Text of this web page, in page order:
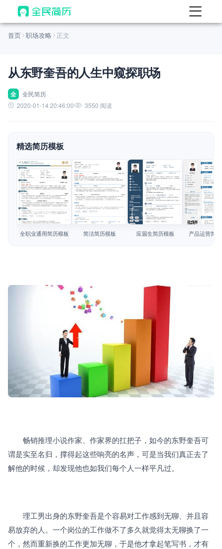
首页
AI 生成简历
AI 优化简历
AI 翻译简历
AI 模拟面试
面试自我介绍
AI 职场工具 New
简历模板
简历教程
首页 职场攻略 正文
从东野奎吾的人生中窥探职场
全
全民简历
2020-01-14 20:46:00
3550 阅读
精选简历模板
查看模板
全职业通用简历模板
查看模板
简洁简历模板
查看模板
应届生简历模板
查看模板
产品运营简
畅销推理小说作家、作家界的扛把子，如今的东野奎吾可
谓是实至名归，撑得起这些响亮的名声，可是当我们真正去了
解他的时候，却发现他也如我们每个人一样平凡过。
理工男出身的东野奎吾是个容易对工作感到无聊、并且容
易放弃的人。一个岗位的工作做不了多久就觉得太无聊换了一
个，然而重新换的工作更加无聊，于是他才拿起笔写书，才有